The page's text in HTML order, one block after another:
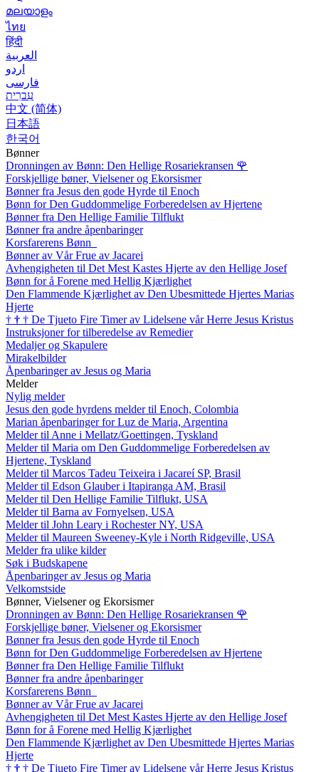
മലയാളം
ไทย
हिंदी
العربية
اردو
فارسی
עִברִית
中文 (简体)
日本語
한국어
Bønner
Dronningen av Bønn: Den Hellige Rosariekransen 🌹
Forskjellige bøner, Vielsener og Ekorsismer
Bønner fra Jesus den gode Hyrde til Enoch
Bønn for Den Guddommelige Forberedelsen av Hjertene
Bønner fra Den Hellige Familie Tilflukt
Bønner fra andre åpenbaringer
Korsfarerens Bønn
Bønner av Vår Frue av Jacarei
Avhengigheten til Det Mest Kastes Hjerte av den Hellige Josef
Bønn for å Forene med Hellig Kjærlighet
Den Flammende Kjærlighet av Den Ubesmittede Hjertes Marias
Hjerte
† † † De Tjueto Fire Timer av Lidelsene vår Herre Jesus Kristus
Instruksjoner for tilberedelse av Remedier
Medaljer og Skapulere
Mirakelbilder
Åpenbaringer av Jesus og Maria
Melder
Nylig melder
Jesus den gode hyrdens melder til Enoch, Colombia
Marian åpenbaringer for Luz de Maria, Argentina
Melder til Anne i Mellatz/Goettingen, Tyskland
Melder til Maria om Den Guddommelige Forberedelsen av
Hjertene, Tyskland
Melder til Marcos Tadeu Teixeira i Jacareí SP, Brasil
Melder til Edson Glauber i Itapiranga AM, Brasil
Melder til Den Hellige Familie Tilflukt, USA
Melder til Barna av Fornyelsen, USA
Melder til John Leary i Rochester NY, USA
Melder til Maureen Sweeney-Kyle i North Ridgeville, USA
Melder fra ulike kilder
Søk i Budskapene
Åpenbaringer av Jesus og Maria
Velkomstside
Bønner, Vielsener og Ekorsismer
Dronningen av Bønn: Den Hellige Rosariekransen 🌹
Forskjellige bøner, Vielsener og Ekorsismer
Bønner fra Jesus den gode Hyrde til Enoch
Bønn for Den Guddommelige Forberedelsen av Hjertene
Bønner fra Den Hellige Familie Tilflukt
Bønner fra andre åpenbaringer
Korsfarerens Bønn
Bønner av Vår Frue av Jacarei
Avhengigheten til Det Mest Kastes Hjerte av den Hellige Josef
Bønn for å Forene med Hellig Kjærlighet
Den Flammende Kjærlighet av Den Ubesmittede Hjertes Marias
Hjerte
† † † De Tjueto Fire Timer av Lidelsene vår Herre Jesus Kristus